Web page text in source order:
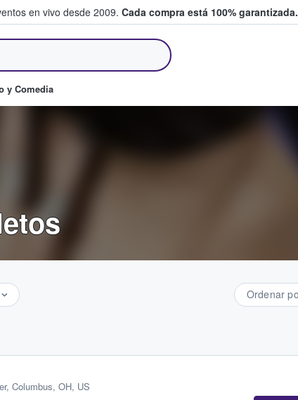
en vivo desde 2009. Cada compra está 100% garantizada.
y venden boletos
y Comedia
Ordenar
, Columbus, OH, US